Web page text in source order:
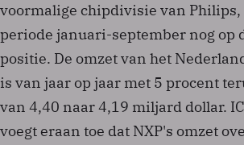
voormalige chipdivisie van Philips,
periode januari-september nog op
positie. De omzet van het
is van jaar op jaar met 5 procent
van 4,40 naar 4,19 miljard dollar.
voegt eraan toe dat NXP's omzet